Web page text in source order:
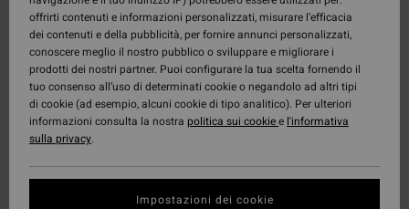
offrirti contenuti e informazioni personalizzati, misurare l’efficacia
dei contenuti e della pubblicità, per fornire annunci personalizzati,
conoscere meglio il nostro pubblico o sviluppare e migliorare i
prodotti dei nostri partner. Puoi configurare la tua scelta fornendo il
tuo consenso all’uso di determinati cookie o negandolo ad altri tipi
di cookie (ad esempio, alcuni cookie di tipo analitico). Per ulteriori
informazioni consulta la nostra politica sui cookiee l'informativa
sulla privacy.
Impostazioni dei cookie